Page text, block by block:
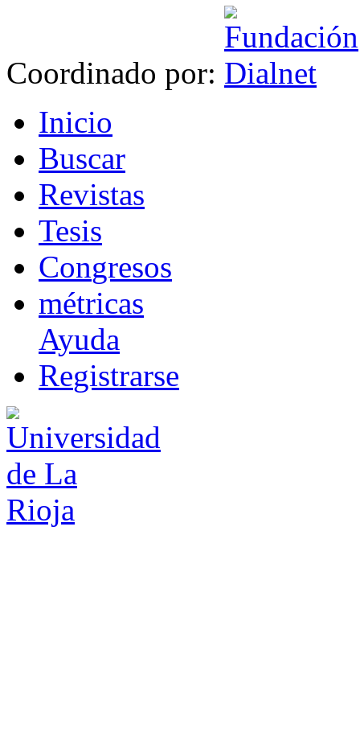
Coordinado por:
Inicio
Buscar
Revistas
Tesis
Congresos
métricas
Ayuda
Registrarse